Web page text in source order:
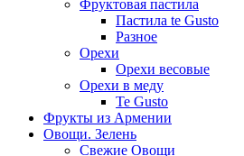
Фруктовая пастила
Пастила te Gusto
Разное
Орехи
Орехи весовые
Орехи в меду
Te Gusto
Фрукты из Армении
Овощи. Зелень
Свежие Овощи